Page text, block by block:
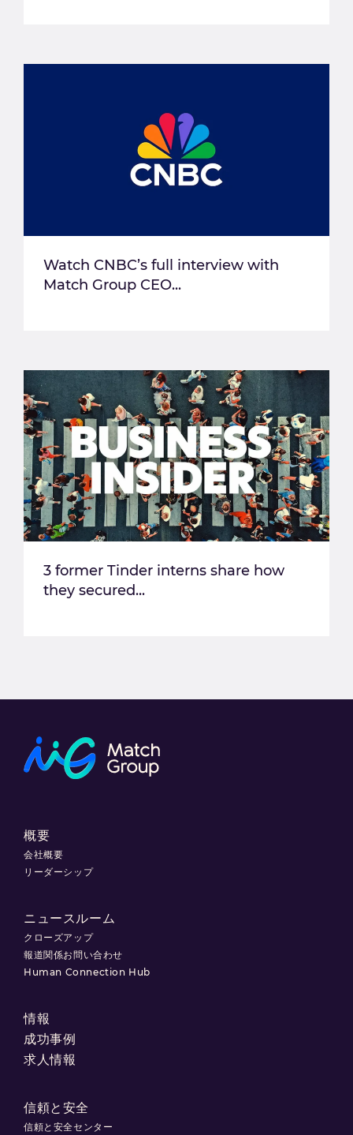
Watch CNBC’s full interview with
Match Group CEO...
3 former Tinder interns share how
they secured...
概要
会社概要
リーダーシップ
ニュースルーム
クローズアップ
報道関係お問い合わせ
Human Connection Hub
情報
成功事例
求人情報
信頼と安全
信頼と安全センター